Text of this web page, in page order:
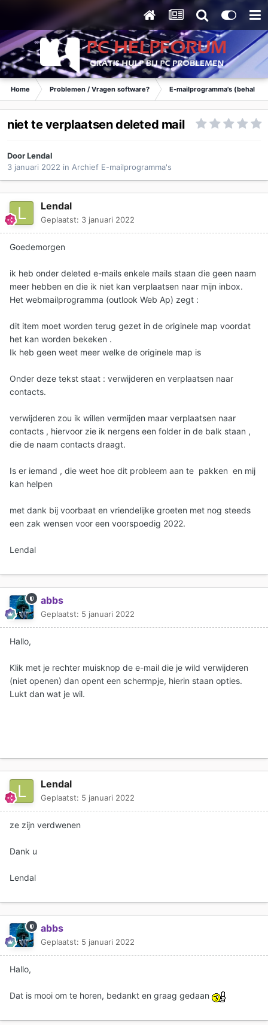
Home Problemen / Vragen software? E-mailprogramma's (behalve
niet te verplaatsen deleted mail
DoorLendal
3 januari 2022 in Archief E-mailprogramma's
Lendal
Geplaatst: 3 januari 2022
Goedemorgen
ik heb onder deleted e-mails enkele mails staan die geen naam
meer hebben en die ik niet kan verplaatsen naar mijn inbox.
Het webmailprogramma (outlook Web Ap) zegt :
dit item moet worden terug gezet in de originele map voordat
het kan worden bekeken .
Ik heb geen weet meer welke de originele map is
Onder deze tekst staat : verwijderen en verplaatsen naar
contacts.
verwijderen zou ik willen vermijden maar verplaatsen naar
contacts , hiervoor zie ik nergens een folder in de balk staan ,
die de naam contacts draagt.
Is er iemand , die weet hoe dit probleem aan te pakken en mij
kan helpen
met dank bij voorbaat en vriendelijke groeten met nog steeds
een zak wensen voor een voorspoedig 2022.
Lendal
abbs
Geplaatst: 5 januari 2022
Hallo,
Klik met je rechter muisknop de e-mail die je wild verwijderen
(niet openen) dan opent een schermpje, hierin staan opties.
Lukt dan wat je wil.
Lendal
Geplaatst: 5 januari 2022
ze zijn verdwenen
Dank u
Lendal
abbs
Geplaatst: 5 januari 2022
Hallo,
Dat is mooi om te horen, bedankt en graag gedaan